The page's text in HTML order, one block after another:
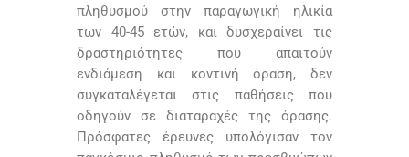
πληθυσμού στην παραγωγική ηλικία
των 40-45 ετών, και δυσχεραίνει τις
δραστηριότητες που απαιτούν
ενδιάμεση και κοντινή όραση, δεν
συγκαταλέγεται στις παθήσεις που
οδηγούν σε διαταραχές της όρασης.
Πρόσφατες έρευνες υπολόγισαν τον